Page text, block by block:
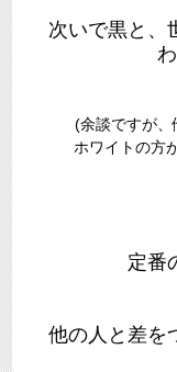
次いで黒と、
(余談ですが、
ホワイトの方
定番
他の人と差を